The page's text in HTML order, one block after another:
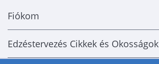
Fiókom
Edzéstervezés Cikkek és Okosságok